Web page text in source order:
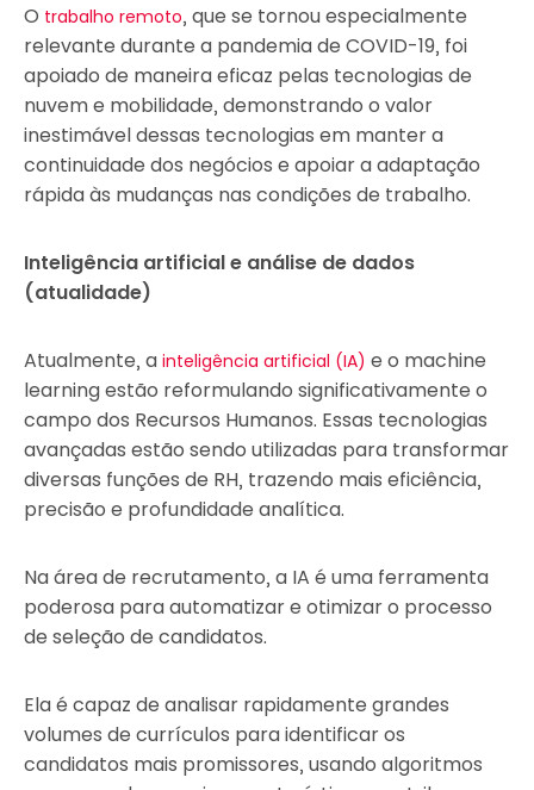
O trabalho remoto, que se tornou especialmente
relevante durante a pandemia de COVID-19, foi
apoiado de maneira eficaz pelas tecnologias de
nuvem e mobilidade, demonstrando o valor
inestimável dessas tecnologias em manter a
continuidade dos negócios e apoiar a adaptação
rápida às mudanças nas condições de trabalho.
Inteligência artificial e análise de dados
(atualidade)
Atualmente, a inteligência artificial (IA) e o machine
learning estão reformulando significativamente o
campo dos Recursos Humanos. Essas tecnologias
avançadas estão sendo utilizadas para transformar
diversas funções de RH, trazendo mais eficiência,
precisão e profundidade analítica.
Na área de recrutamento, a IA é uma ferramenta
poderosa para automatizar e otimizar o processo
de seleção de candidatos.
Ela é capaz de analisar rapidamente grandes
volumes de currículos para identificar os
candidatos mais promissores, usando algoritmos